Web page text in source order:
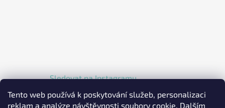
Tento web používá k poskytování služeb, personalizaci
reklam a analýze návštěvnosti soubory cookie. Dalším
Sledovat na Instagramu